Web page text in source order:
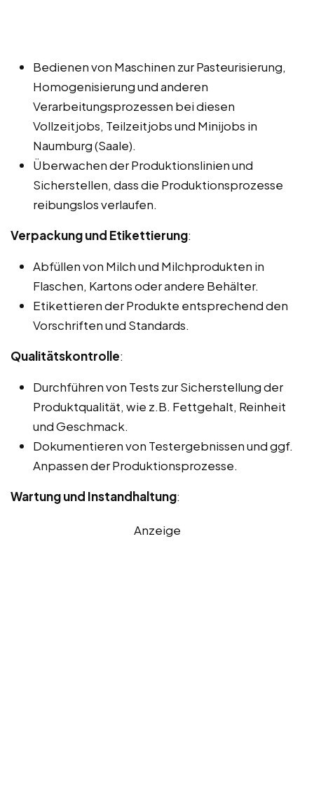
Bedienen von Maschinen zur Pasteurisierung,
Homogenisierung und anderen
Verarbeitungsprozessen bei diesen
Vollzeitjobs, Teilzeitjobs und Minijobs in
Naumburg (Saale).
Überwachen der Produktionslinien und
Sicherstellen, dass die Produktionsprozesse
reibungslos verlaufen.
Verpackung und Etikettierung:
Abfüllen von Milch und Milchprodukten in
Flaschen, Kartons oder andere Behälter.
Etikettieren der Produkte entsprechend den
Vorschriften und Standards.
Qualitätskontrolle:
Durchführen von Tests zur Sicherstellung der
Produktqualität, wie z.B. Fettgehalt, Reinheit
und Geschmack.
Dokumentieren von Testergebnissen und ggf.
Anpassen der Produktionsprozesse.
Wartung und Instandhaltung:
Anzeige